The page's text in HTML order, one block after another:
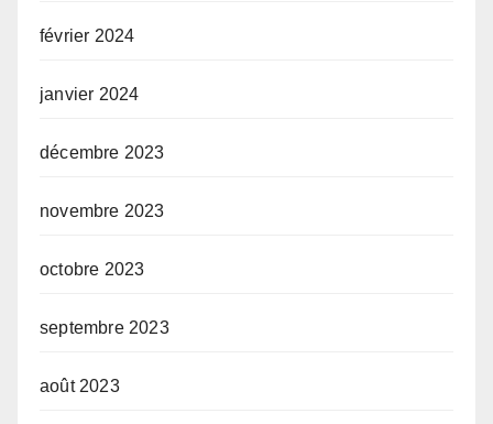
février 2024
janvier 2024
décembre 2023
novembre 2023
octobre 2023
septembre 2023
août 2023